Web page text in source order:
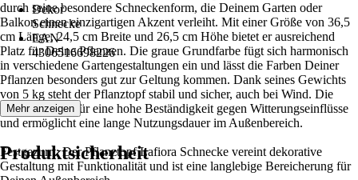
Dekor
Schnecke
EAN
4306516698226
durch seine besondere Schneckenform, die Deinem Garten oder
Balkon einen einzigartigen Akzent verleiht. Mit einer Größe von 36,5
cm Länge, 24,5 cm Breite und 26,5 cm Höhe bietet er ausreichend
Platz für Deine Pflanzen. Die graue Grundfarbe fügt sich harmonisch
in verschiedene Gartengestaltungen ein und lässt die Farben Deiner
Pflanzen besonders gut zur Geltung kommen. Dank seines Gewichts
von 5 kg steht der Pflanztopf stabil und sicher, auch bei Wind. Die
Keramik sorgt für eine hohe Beständigkeit gegen Witterungseinflüsse
und ermöglicht eine lange Nutzungsdauer im Außenbereich.
Festgezurrt: Der Pflanztopf Lafiora Schnecke vereint dekorative
Gestaltung mit Funktionalität und ist eine langlebige Bereicherung für
Mehr anzeigen
Produktsicherheit